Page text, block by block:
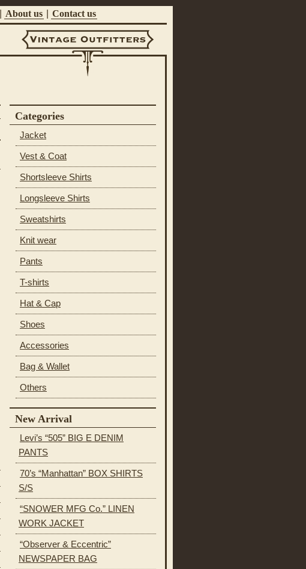
About us Contact us
Categories
Jacket
Vest & Coat
Shortsleeve Shirts
Longsleeve Shirts
Sweatshirts
Knit wear
Pants
T-shirts
Hat & Cap
Shoes
Accessories
Bag & Wallet
Others
New Arrival
Levi’s “505” BIG E DENIM
PANTS
70’s “Manhattan” BOX SHIRTS
S/S
“SNOWER MFG Co.” LINEN
WORK JACKET
“Observer & Eccentric”
NEWSPAPER BAG